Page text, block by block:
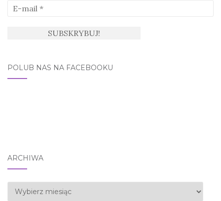
POLUB NAS NA FACEBOOKU
ARCHIWA
Archiwa